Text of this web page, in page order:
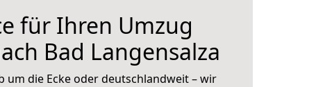
für Ihren Umzug
Bad Langensalza
um die Ecke oder deutschlandweit – wir